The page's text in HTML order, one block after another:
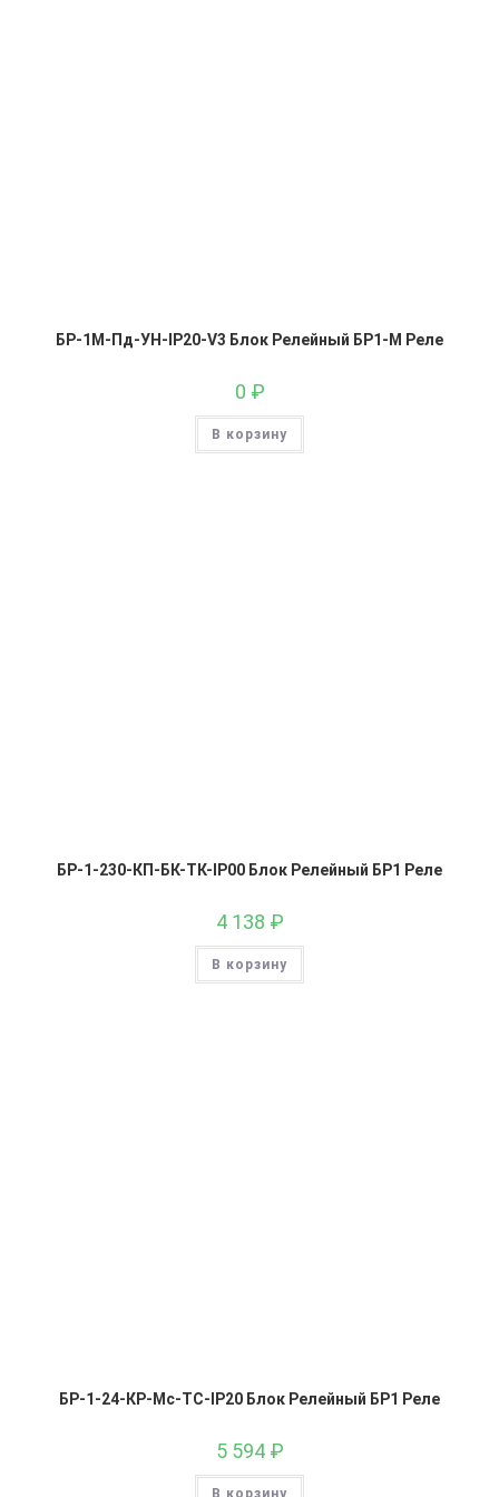
БР-1М-Пд-УН-IP20-V3 Блок Релейный БР1-М Реле
0 ₽
В корзину
БР-1-230-КП-БК-ТК-IP00 Блок Релейный БР1 Реле
4 138 ₽
В корзину
БР-1-24-КР-Мс-ТС-IP20 Блок Релейный БР1 Реле
5 594 ₽
В корзину